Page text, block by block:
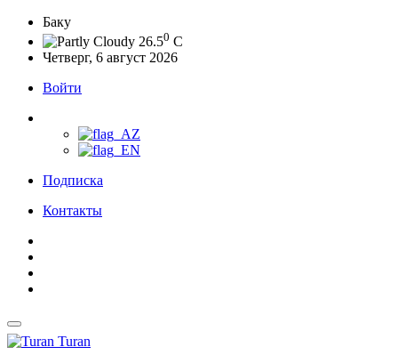
Баку
26.50 C
Четверг, 6 август 2026
Войти
Подписка
Контакты
Turan